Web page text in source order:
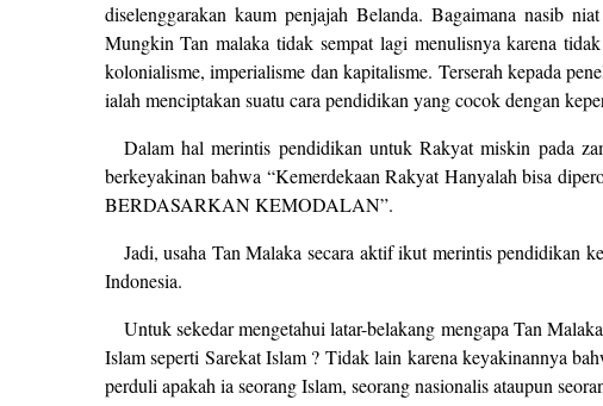
diselenggarakan kaum penjajah Belanda. Bagaimana nasib
Mungkin Tan malaka tidak sempat lagi menulisnya karena
kolonialisme, imperialisme dan kapitalisme. Terserah kepada
ialah menciptakan suatu cara pendidikan yang cocok dengan
Dalam hal merintis pendidikan untuk Rakyat miskin pada
berkeyakinan bahwa “Kemerdekaan Rakyat Hanyalah bisa
BERDASARKAN KEMODALAN”.
Jadi, usaha Tan Malaka secara aktif ikut merintis pendidikan
Indonesia.
Untuk sekedar mengetahui latar-belakang mengapa Tan
Islam seperti Sarekat Islam ? Tidak lain karena keyakinannya
perduli apakah ia seorang Islam, seorang nasionalis ataupun